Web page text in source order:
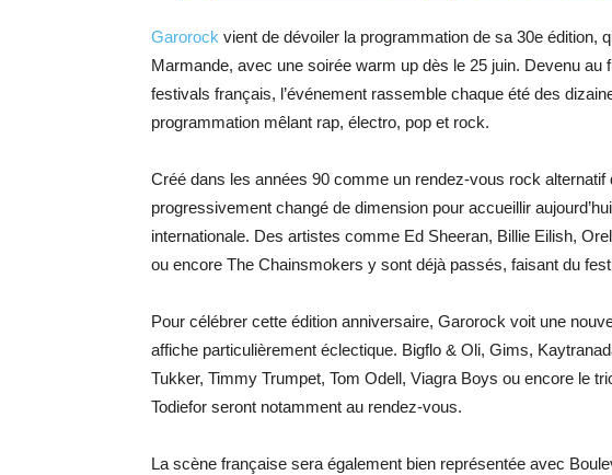
Garorock vient de dévoiler la programmation de sa 30e édition,
Marmande, avec une soirée warm up dès le 25 juin. Devenu au
festivals français, l’événement rassemble chaque été des
programmation mêlant rap, électro, pop et rock.
Créé dans les années 90 comme un rendez-vous rock
progressivement changé de dimension pour accueillir
internationale. Des artistes comme Ed Sheeran, Billie Eilish,
ou encore The Chainsmokers y sont déjà passés, faisant du
Pour célébrer cette édition anniversaire, Garorock voit une
affiche particulièrement éclectique. Bigflo & Oli, Gims,
Tukker, Timmy Trumpet, Tom Odell, Viagra Boys ou encore le
Todiefor seront notamment au rendez-vous.
La scène française sera également bien représentée avec